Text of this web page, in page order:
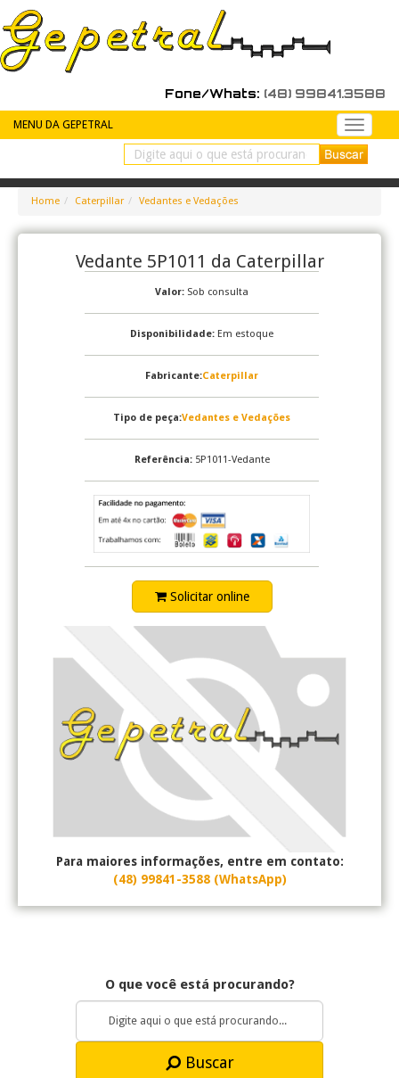
Fone/Whats: (48) 99841.3588
MENU DA GEPETRAL
Peças
de
Home Caterpillar Vedantes e Vedações
Vedante 5P1011 da Caterpillar
Valor: Sob consulta
Disponibilidade: Em estoque
Fabricante:Caterpillar
Tipo de peça:Vedantes e Vedações
Referência:5P1011-Vedante
Solicitar online
Para maiores informações, entre em contato:
(48) 99841-3588 (WhatsApp)
O que você está procurando?
Buscar